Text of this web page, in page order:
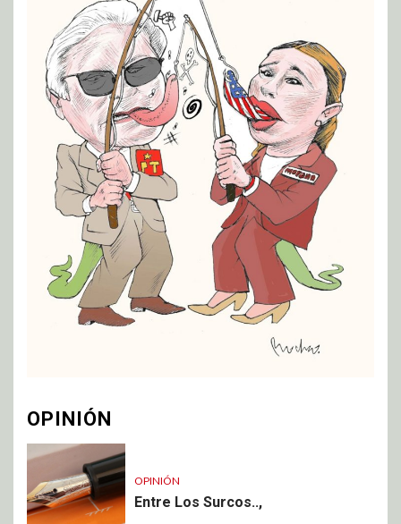
OPINIÓN
OPINIÓN
Entre Los Surcos..,